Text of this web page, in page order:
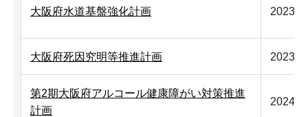
大阪府水道基盤強化計画 2023
大阪府死因究明等推進計画 2023
第2期大阪府アルコール健康障がい対策推進
計画
2024